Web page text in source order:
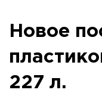
Новое
227 л.